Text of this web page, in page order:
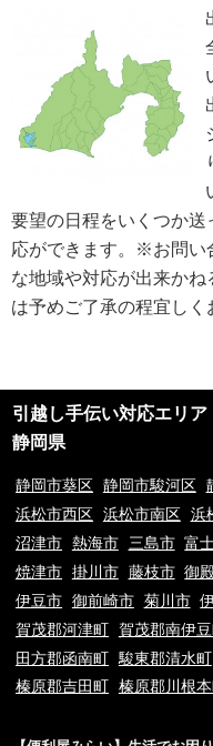
人情報保護が効果的に実施さ
を継続して改善します。
個人情報の取扱いに関する問い
当方所定の窓口にて、合理的な
[お問い合わせ先]
便利屋みらい
お問い合わせ方法：
メールフォ
お問い合わせ電話番号：お客
※業務の性質上、サイトに掲載
※以上の方針を改定することが
ブページにて通知致します。
ご利用規約
①ご訪問予約後のご訪問前のキ
③荒天（大雨・大雪・強風など
合もございます。あらかじめご
下見をさせて頂くにあたり下見
⑤下見当日に作業が出来ない場
す。また下見にお伺いした作業
場合も、5,500円(税込)を申し受
⑥料金提示について、お電話や
ムは一切お受け付けておりませ
って料金が変動するため
⑦9時00分～20時00分以外の出
⑧当サイトはお客様に登録業者
を負いかねますのでご了承の程
要望の日程をいくつか
応ができます。※お問い
な地域や対応が出来か
は予めご了承の程宜しく
引越し手伝い対応エリア
静岡県
静岡市葵区 静岡市駿河区
浜松市西区 浜松市南区 浜
沼津市 熱海市 三島市 富
焼津市 掛川市 藤枝市 御
伊豆市 御前崎市 菊川市
賀茂郡河津町 賀茂郡南伊
田方郡函南町 駿東郡清水町
榛原郡吉田町 榛原郡川根